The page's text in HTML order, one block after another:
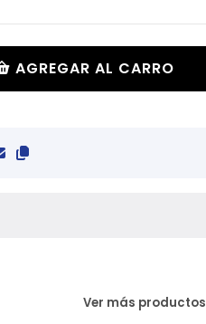
AGREGAR AL CARRO
Ver más productos